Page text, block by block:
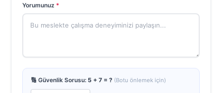
Yorumunuz *
🔢 Güvenlik Sorusu: 5 + 7 = ? (Botu önlemek için)